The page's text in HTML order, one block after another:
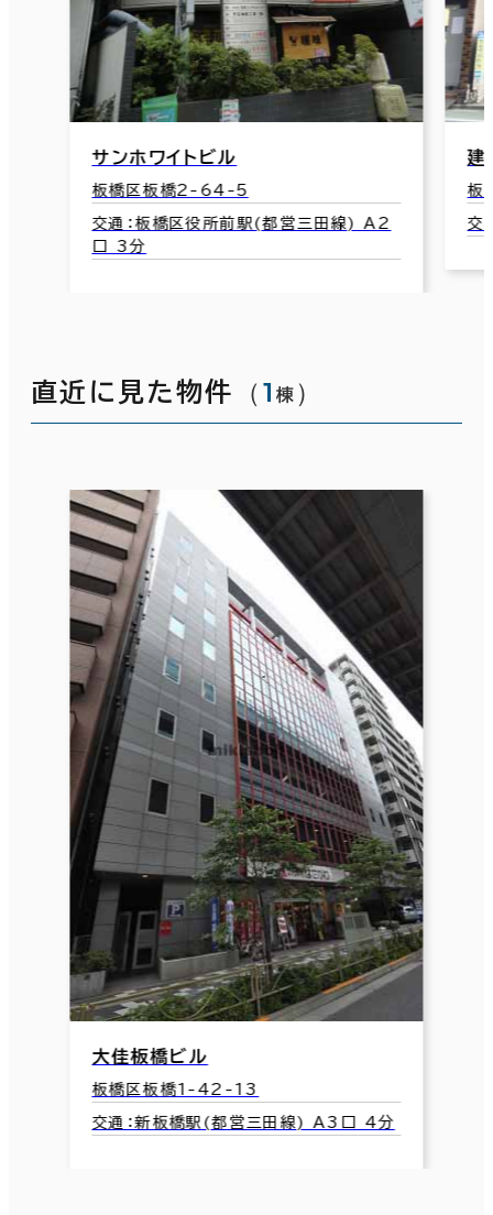
(都営三田線) A2
建材ビル
板橋区板橋1-48-9
交通：新板橋駅(都営三田線) A3口
直近に見た物件 （1 棟 ）
大佳板橋ビル
板橋区板橋1-42-13
交通：新板橋駅(都営三田線) A3口 4分